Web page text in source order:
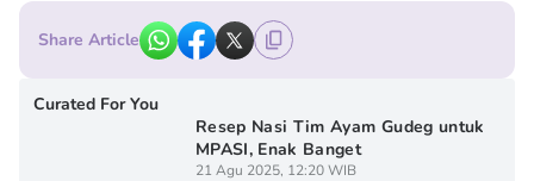
Share Article
Curated For You
Resep Nasi Tim Ayam Gudeg untuk
MPASI, Enak Banget
21 Agu 2025, 12:20 WIB